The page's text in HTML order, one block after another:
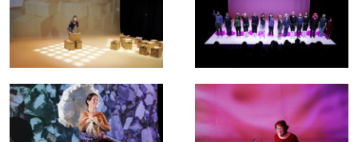
Paduret, Manu Rutka
ProductionThéâtre de Carouge
Avec le soutien dela Commune de Chêne-Bourg
Création le 17 septembre 2025 au Théâtre de
Carouge
Valérie Poirier qui ont à cœur de transmettre leur
passion, pour vivre des moments riches en émotion,
en partage et en découvertes et ce, en toute
décontraction et convivialité.
AprèsIl faut vivre!, leur dernière création autour de
Tchekhov, la troupe du Théâtre Amateur se lance
cette année dans une nouvelle aventure au long
cours :Les Belles Choses .